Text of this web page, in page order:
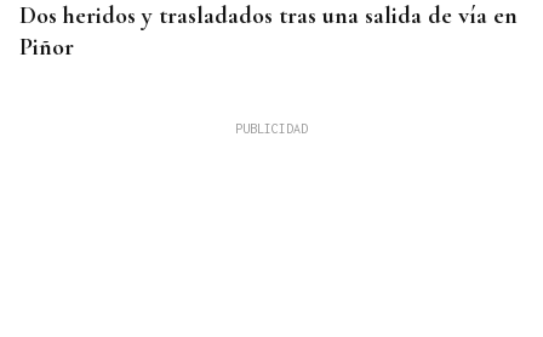
Dos heridos y trasladados tras una salida de vía en
Piñor